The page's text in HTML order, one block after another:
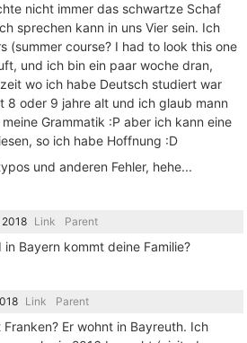
nicht immer das schwartze Schaf
sprechen kann in uns Vier sein. Ich
(summer course? I had to look this one
und ich bin ein paar woche dran,
wo ich habe Deutsch studiert war
8 oder 9 jahre alt und ich glaub mann
Grammatik :P aber ich kann eine
so ich habe Hoffnung :D
und anderen Fehler, hehe...
Link Parent
in Bayern kommt deine Familie?
Link Parent
Er wohnt in Bayreuth. Ich